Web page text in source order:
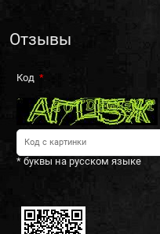
Отзывы
Код
* буквы на русском языке